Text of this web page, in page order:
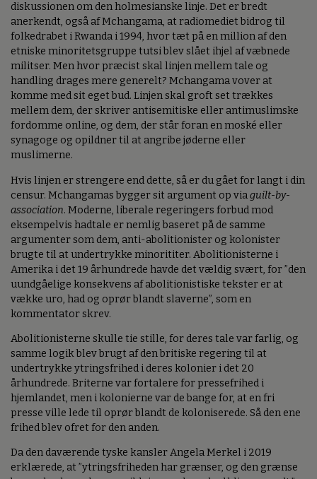
diskussionen om den holmesianske linje. Det er bredt
anerkendt, også af Mchangama, at radiomediet bidrog til
folkedrabet i Rwanda i 1994, hvor tæt på en million af den
etniske minoritetsgruppe tutsi blev slået ihjel af væbnede
militser. Men hvor præcist skal linjen mellem tale og
handling drages mere generelt? Mchangama vover at
komme med sit eget bud. Linjen skal groft set trækkes
mellem dem, der skriver antisemitiske eller antimuslimske
fordomme online, og dem, der står foran en moské eller
synagoge og opildner til at angribe jøderne eller
muslimerne.
Hvis linjen er strengere end dette, så er du gået for langt i din
censur. Mchangamas bygger sit argument op viaguilt-by-
association. Moderne, liberale regeringers forbud mod
eksempelvis hadtale er nemlig baseret på de samme
argumenter som dem, anti-abolitionister og kolonister
brugte til at undertrykke minorititer. Abolitionisterne i
Amerika i det 19 århundrede havde det vældig svært, for ”den
uundgåelige konsekvens af abolitionistiske tekster er at
vække uro, had og oprør blandt slaverne”, som en
kommentator skrev.
Abolitionisterne skulle tie stille, for deres tale var farlig, og
samme logik blev brugt af den britiske regering til at
undertrykke ytringsfrihed i deres kolonier i det 20
århundrede. Briterne var fortalere for pressefrihed i
hjemlandet, men i kolonierne var de bange for, at en fri
presse ville lede til oprør blandt de koloniserede. Så den ene
frihed blev ofret for den anden.
Da den daværende tyske kansler Angela Merkel i 2019
erklærede, at ”ytringsfriheden har grænser, og den grænse